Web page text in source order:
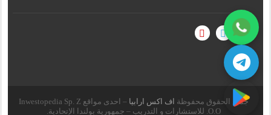
جميع الحقوق محفوظة اف اكس ارابيا
– احدى مواقع Inwestopedia Sp. Z
O.O. للاستشارات و التدريب – جمهورية بولندا الإتحادية.